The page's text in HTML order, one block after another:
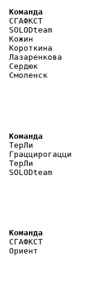
Команда
СГАФКСТ
SOLODteam
Кожин
Короткина
Лазаренкова
Сердюк
Смоленск
Команда
ТерЛи
Граццирогацци
ТерЛи
SOLODteam
Команда
СГАФКСТ
Ориент